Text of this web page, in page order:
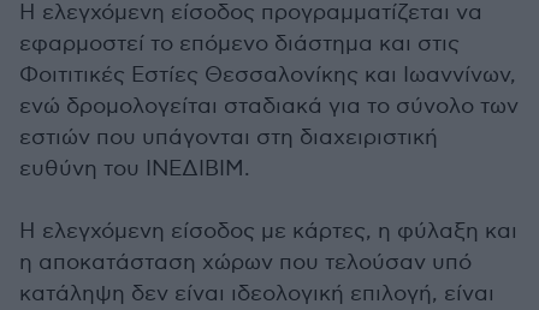
Η ελεγχόμενη είσοδος προγραμματίζεται να
εφαρμοστεί το επόμενο διάστημα και στις
Φοιτιτικές Εστίες Θεσσαλονίκης και Ιωαννίνων,
ενώ δρομολογείται σταδιακά για το σύνολο των
εστιών που υπάγονται στη διαχειριστική
ευθύνη του ΙΝΕΔΙΒΙΜ.
Η ελεγχόμενη είσοδος με κάρτες, η φύλαξη και
η αποκατάσταση χώρων που τελούσαν υπό
κατάληψη δεν είναι ιδεολογική επιλογή, είναι